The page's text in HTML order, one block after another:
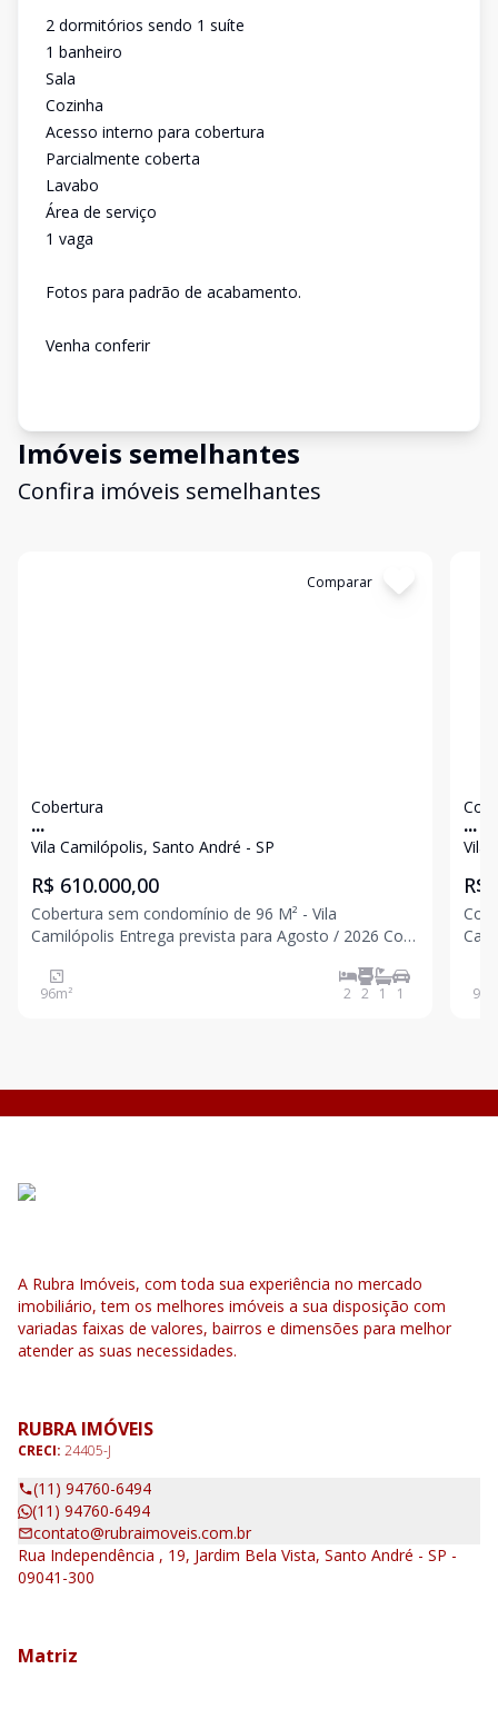
2 dormitórios sendo 1 suíte
1 banheiro
Sala
Cozinha
Acesso interno para cobertura
Parcialmente coberta
Lavabo
Área de serviço
1 vaga
Fotos para padrão de acabamento.
Venha conferir
Imóveis semelhantes
Confira imóveis semelhantes
Comparar
Cobertura
...
Vila Camilópolis, Santo André - SP
R$ 610.000,00
Cobertura sem condomínio de 96 M² - Vila
Camilópolis Entrega prevista para Agosto / 2026 Com
1 banheiro Sala Cozinha Acesso interno para
cobertura Parcialmente coberta Lavabo Área de servi
96m² 2 2 1 1
...
Vila
R$
Camilópolis
95
A Rubra Imóveis, com toda sua experiência no mercado
imobiliário, tem os melhores imóveis a sua disposição com
variadas faixas de valores, bairros e dimensões para melhor
atender as suas necessidades.
RUBRA IMÓVEIS
CRECI: 24405-J
(11) 94760-6494
(11) 94760-6494
contato@rubraimoveis.com.br
Rua Independência , 19, Jardim Bela Vista, Santo André - SP -
09041-300
Matriz